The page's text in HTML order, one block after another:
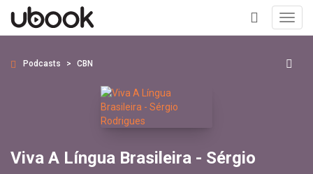
+
Podcasts CBN
Viva A Língua Brasileira - Sérgio